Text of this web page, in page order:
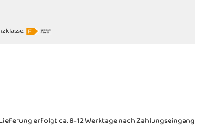
Lieferung erfolgt ca. 8-12 Werktage nach Zahlungseingang